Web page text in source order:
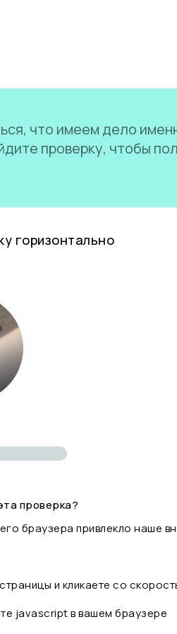
что имеем дело
проверку, чтобы
горизонтально
проверка?
браузера привлекло наше
и кликаете со
javascript в вашем браузере